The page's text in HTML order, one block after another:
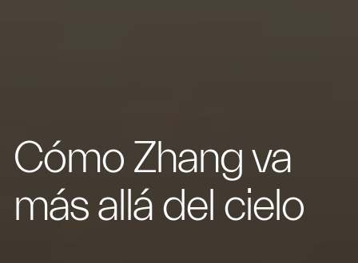
Cómo Zhang va
más allá del cielo